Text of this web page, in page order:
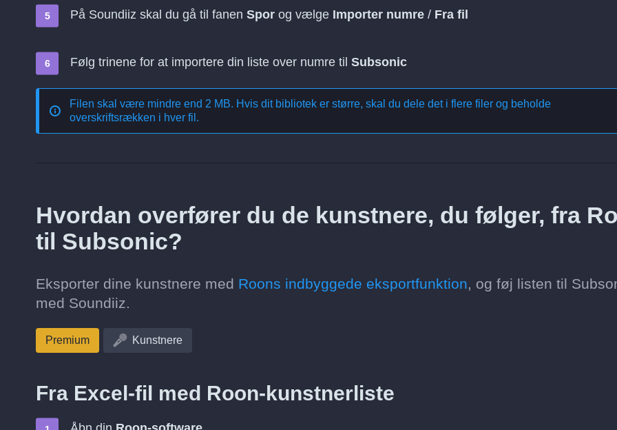
På Soundiiz skal du gå til fanen Spor og vælge Importer numre / Fra fil
Følg trinene for at importere din liste over numre til Subsonic
Filen skal være mindre end 2 MB. Hvis dit bibliotek er større, skal du dele det i flere filer og beholde
overskriftsrækken i hver fil.
Hvordan overfører du de kunstnere, du følger, fra
til Subsonic?
Eksporter dine kunstnere med Roons indbyggede eksportfunktion, og føj listen til
med Soundiiz.
Premium Kunstnere
Fra Excel-fil med Roon-kunstnerliste